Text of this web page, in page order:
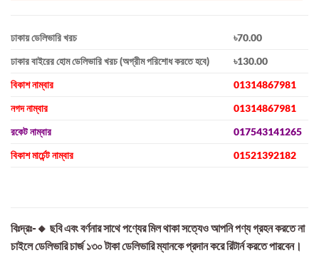
ঢাকায় ডেলিভারি খরচ
৳70.00
ঢাকার বাইরের হোম ডেলিভারি খরচ (অগ্রীম পরিশোধ করতে হবে)
৳130.00
বিকাশ নাম্বার
01314867981
নগদ নাম্বার
01314867981
রকেট নাম্বার
017543141265
বিকাশ মার্চেন্ট নাম্বার
01521392182
বিঃদ্রঃ-🔸 ছবি এবং বর্ণনার সাথে পণ্যের মিল থাকা সত্যেও আপনি পণ্য গ্রহন করতে না
চাইলে ডেলিভারি চার্জ ১৩০ টাকা ডেলিভারি ম্যানকে প্রদান করে রিটার্ন করতে পারবেন।